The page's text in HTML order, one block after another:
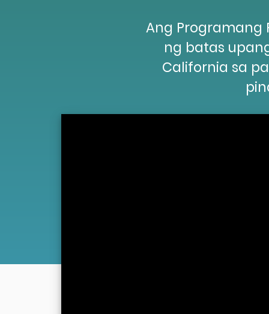
Ang Programang
ng batas
California sa